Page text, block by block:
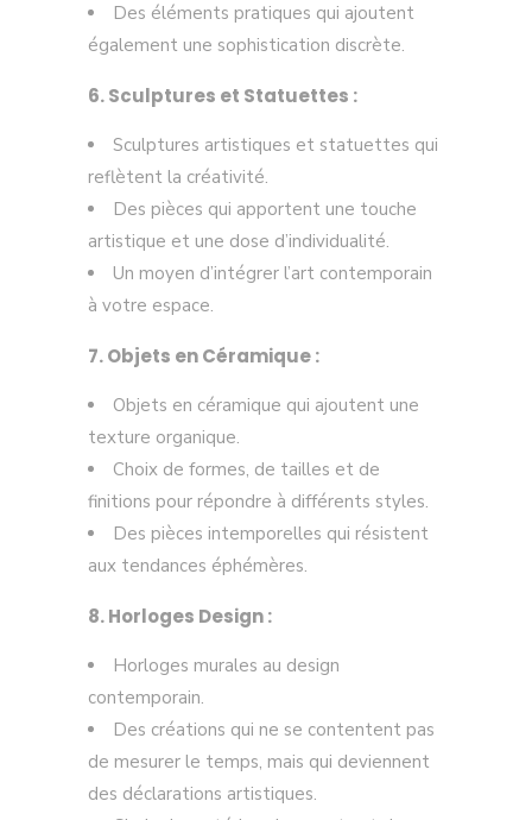
Des éléments pratiques qui ajoutent
également une sophistication discrète.
6. Sculptures et Statuettes :
Sculptures artistiques et statuettes qui
reflètent la créativité.
Des pièces qui apportent une touche
artistique et une dose d’individualité.
Un moyen d’intégrer l’art contemporain
à votre espace.
7. Objets en Céramique :
Objets en céramique qui ajoutent une
texture organique.
Choix de formes, de tailles et de
finitions pour répondre à différents styles.
Des pièces intemporelles qui résistent
aux tendances éphémères.
8. Horloges Design :
Horloges murales au design
contemporain.
Des créations qui ne se contentent pas
de mesurer le temps, mais qui deviennent
des déclarations artistiques.